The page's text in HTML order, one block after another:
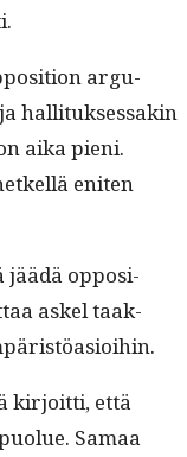
argu­
hal­li­tuk­ses­sakin
aika pieni.
eniten
jäädä oppo­si­
askel taak­
kir­joit­ti, että
Samaa